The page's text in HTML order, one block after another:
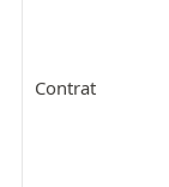
Contrat